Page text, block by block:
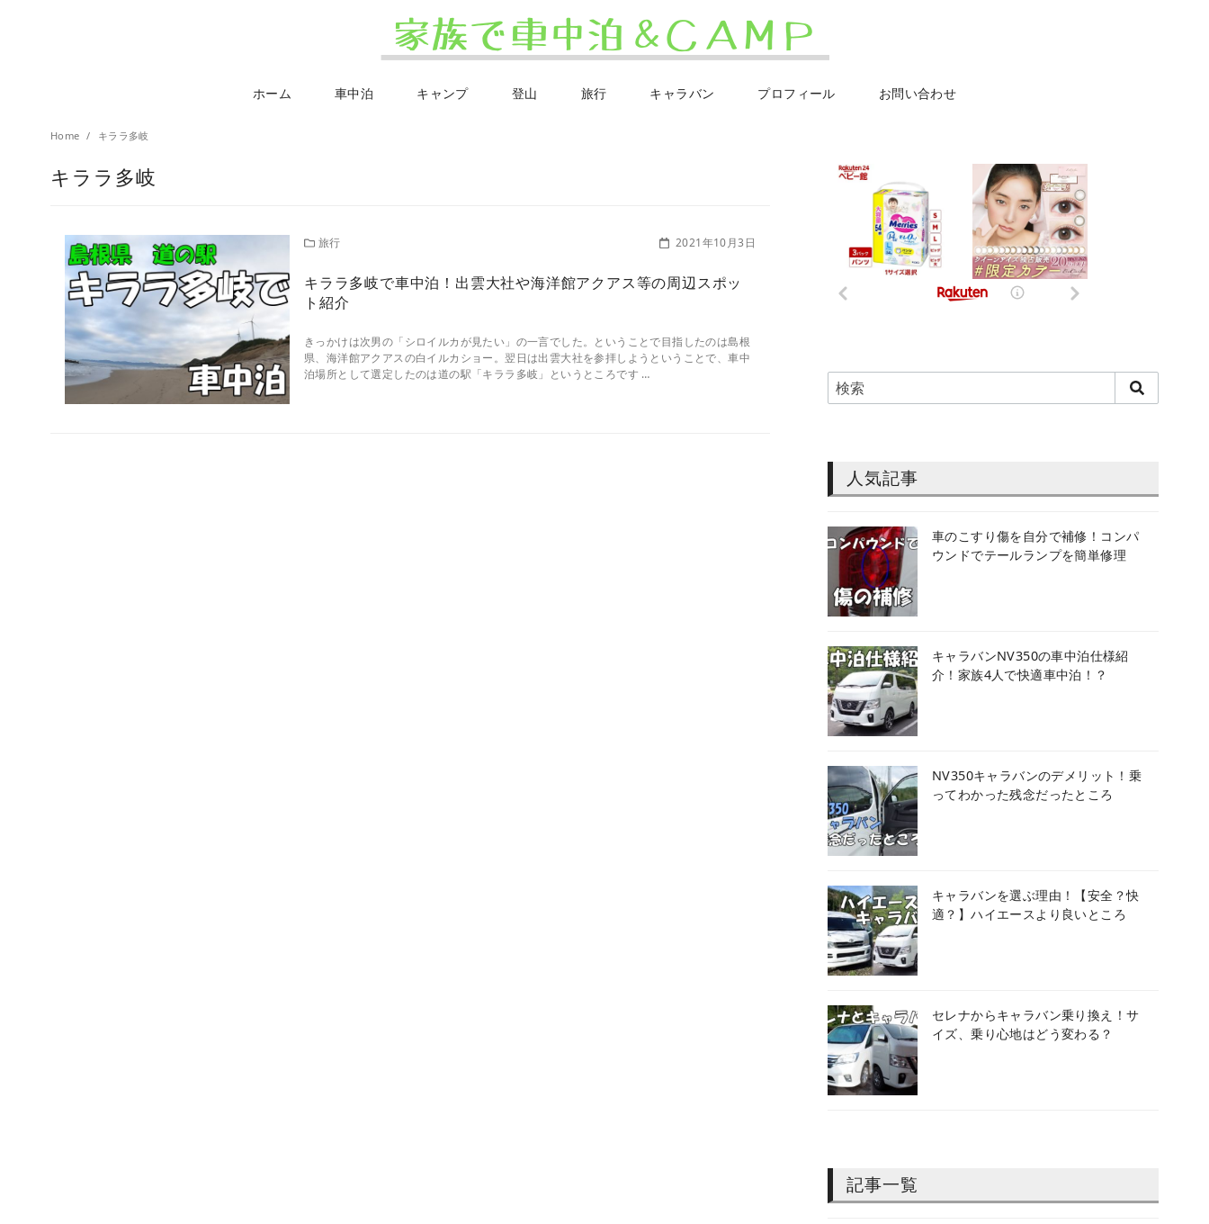
ホーム 車中泊 キャンプ 登山 旅行 キャラバン プロフィール お問い合わせ
Home キララ多岐
キララ多岐
旅行 2021年10月3日
キララ多岐で車中泊！出雲大社や海洋館アクアス等の周辺スポッ
ト紹介
きっかけは次男の「シロイルカが見たい」の一言でした。ということで目指したのは島根
県、海洋館アクアスの白イルカショー。翌日は出雲大社を参拝しようということで、車中
泊場所として選定したのは道の駅「キララ多岐」というところです …
人気記事
車のこすり傷を自分で補修！コンパ
ウンドでテールランプを簡単修理
キャラバンNV350の車中泊仕様紹
介！家族4人で快適車中泊！？
NV350キャラバンのデメリット！乗
ってわかった残念だったところ
キャラバンを選ぶ理由！【安全？快
適？】ハイエースより良いところ
セレナからキャラバン乗り換え！サ
イズ、乗り心地はどう変わる？
記事一覧